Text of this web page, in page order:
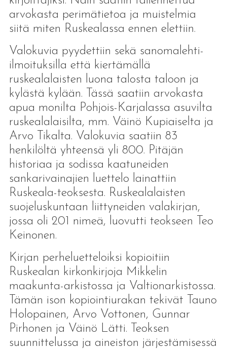
arvokasta perimätietoa ja muistelmia
siitä miten Ruskealassa ennen elettiin.
Valokuvia pyydettiin sekä sanomalehti-
ilmoituksilla että kiertämällä
ruskealalaisten luona talosta taloon ja
kylästä kylään. Tässä saatiin arvokasta
apua monilta Pohjois-Karjalassa asuvilta
ruskealalaisilta, mm. Väinö Kupiaiselta ja
Arvo Tikalta. Valokuvia saatiin 83
henkilöltä yhteensä yli 800. Pitäjän
historiaa ja sodissa kaatuneiden
sankarivainajien luettelo lainattiin
Ruskeala-teoksesta. Ruskealalaisten
suojeluskuntaan liittyneiden valakirjan,
jossa oli 201 nimeä, luovutti teokseen Teo
Keinonen.
Kirjan perheluetteloiksi kopioitiin
Ruskealan kirkonkirjoja Mikkelin
maakunta-arkistossa ja Valtionarkistossa.
Tämän ison kopiointiurakan tekivät Tauno
Holopainen, Arvo Vottonen, Gunnar
Pirhonen ja Väinö Lätti. Teoksen
suunnittelussa ja aineiston järjestämisessä